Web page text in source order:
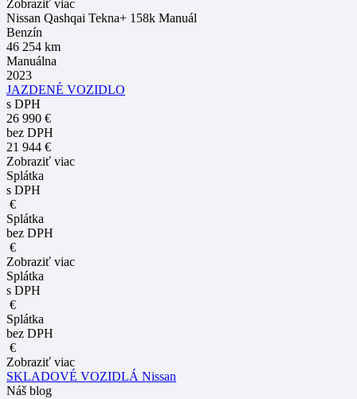
Zobraziť viac
Nissan Qashqai Tekna+ 158k Manuál
Benzín
46 254 km
Manuálna
2023
JAZDENÉ VOZIDLO
s DPH
26 990 €
bez DPH
21 944 €
Zobraziť viac
Splátka
s DPH
€
Splátka
bez DPH
€
Zobraziť viac
Splátka
s DPH
€
Splátka
bez DPH
€
Zobraziť viac
SKLADOVÉ VOZIDLÁ Nissan
Náš blog